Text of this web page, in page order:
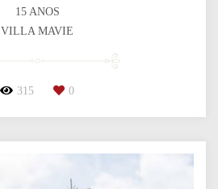
15 ANOS
VILLA MAVIE
315 0